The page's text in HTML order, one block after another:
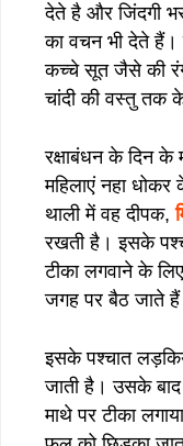
देते है और जिंदगी भर
का वचन भी देते हैं।
कच्चे सूत जैसे की
चांदी की वस्तु तक
रक्षाबंधन के दिन
महिलाएं नहा
थाली में वह दीपक,
रखती है। इसके
टीका लगवाने के
जगह पर बैठ जाते
इसके पश्चात
जाती है। उसके बाद
माथे पर टीका